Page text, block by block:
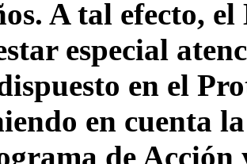
A tal efecto,
especial
en el
en cuenta
de